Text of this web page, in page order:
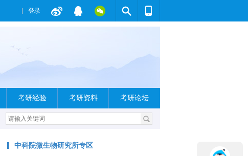
登录
考研经验 考研资料 考研论坛
中科院微生物研究所专区